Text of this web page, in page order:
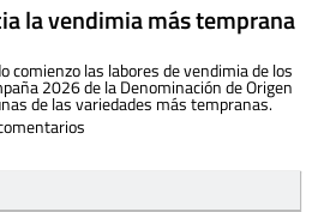
la vendimia más temprana
comienzo las labores de vendimia de los
2026 de la Denominación de Origen
de las variedades más tempranas.